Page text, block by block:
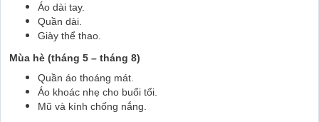
Áo dài tay.
Quần dài.
Giày thể thao.
Mùa hè (tháng 5 – tháng 8)
Quần áo thoáng mát.
Áo khoác nhẹ cho buổi tối.
Mũ và kính chống nắng.